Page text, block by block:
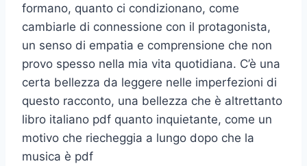
formano, quanto ci condizionano, come
cambiarle di connessione con il protagonista,
un senso di empatia e comprensione che non
provo spesso nella mia vita quotidiana. C’è una
certa bellezza da leggere nelle imperfezioni di
questo racconto, una bellezza che è altrettanto
libro italiano pdf quanto inquietante, come un
motivo che riecheggia a lungo dopo che la
musica è pdf